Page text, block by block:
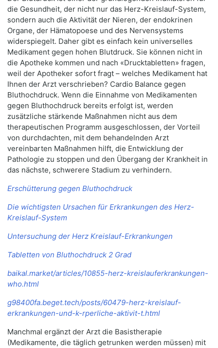
die Gesundheit, der nicht nur das Herz-Kreislauf-System,
sondern auch die Aktivität der Nieren, der endokrinen
Organe, der Hämatopoese und des Nervensystems
widerspiegelt. Daher gibt es einfach kein universelles
Medikament gegen hohen Blutdruck. Sie können nicht in
die Apotheke kommen und nach «Drucktabletten» fragen,
weil der Apotheker sofort fragt – welches Medikament hat
Ihnen der Arzt verschrieben? Cardio Balance gegen
Bluthochdruck. Wenn die Einnahme von Medikamenten
gegen Bluthochdruck bereits erfolgt ist, werden
zusätzliche stärkende Maßnahmen nicht aus dem
therapeutischen Programm ausgeschlossen, der Vorteil
von durchdachten, mit dem behandelnden Arzt
vereinbarten Maßnahmen hilft, die Entwicklung der
Pathologie zu stoppen und den Übergang der Krankheit in
das nächste, schwerere Stadium zu verhindern.
Erschütterung gegen Bluthochdruck
Die wichtigsten Ursachen für Erkrankungen des Herz-
Kreislauf-System
Untersuchung der Herz Kreislauf-Erkrankungen
Tabletten von Bluthochdruck 2 Grad
baikal.market/articles/10855-herz-kreislauferkrankungen-
who.html
g98400fa.beget.tech/posts/60479-herz-kreislauf-
erkrankungen-und-k-rperliche-aktivit-t.html
Manchmal ergänzt der Arzt die Basistherapie
(Medikamente, die täglich getrunken werden müssen) mit